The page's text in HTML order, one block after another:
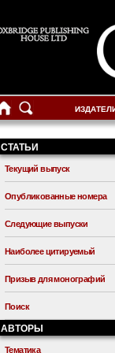
СТАТЬИ
Текущий выпуск
Опубликованные номера
Следующие выпуски
Наиболее цитируемый
Призыв для монографий
Поиск
АВТОРЫ
Тематика